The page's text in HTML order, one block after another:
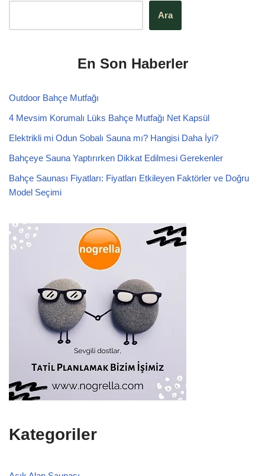
Ara
En Son Haberler
Outdoor Bahçe Mutfağı
4 Mevsim Korumalı Lüks Bahçe Mutfağı Net Kapsül
Elektrikli mi Odun Sobalı Sauna mı? Hangisi Daha İyi?
Bahçeye Sauna Yaptırırken Dikkat Edilmesi Gerekenler
Bahçe Saunası Fiyatları: Fiyatları Etkileyen Faktörler ve Doğru
Model Seçimi
Kategoriler